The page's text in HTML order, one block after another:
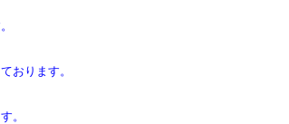
おります。
。